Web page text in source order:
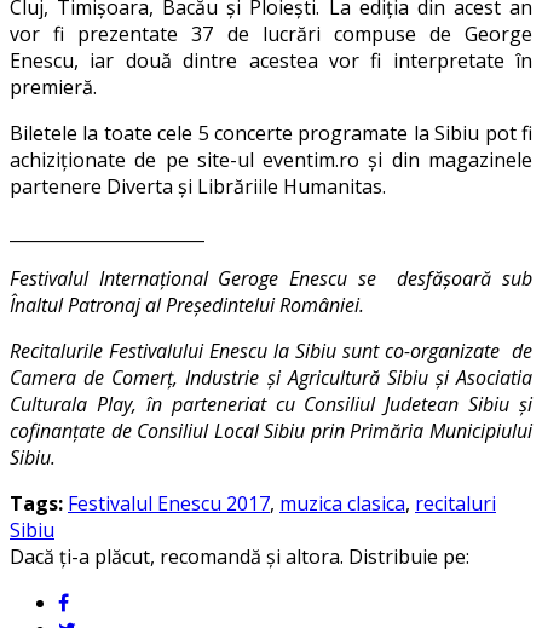
Cluj, Timișoara, Bacău și Ploiești. La ediția din acest an
vor fi prezentate 37 de lucrări compuse de George
Enescu, iar două dintre acestea vor fi interpretate în
premieră.
Biletele la toate cele 5 concerte programate la Sibiu pot fi
achiziționate de pe site-ul eventim.ro și din magazinele
partenere Diverta și Librăriile Humanitas.
Festivalul Internațional Geroge Enescu se desfășoară sub
Înaltul Patronaj al Președintelui României.
Recitalurile Festivalului Enescu la Sibiu sunt co-organizate de
Camera de Comerț, Industrie și Agricultură Sibiu și Asociatia
Culturala Play, în parteneriat cu Consiliul Judetean Sibiu și
cofinanțate de Consiliul Local Sibiu prin Primăria Municipiului
Sibiu.
Tags: Festivalul Enescu 2017, muzica clasica, recitaluri
Sibiu
Dacă ți-a plăcut, recomandă și altora. Distribuie pe: